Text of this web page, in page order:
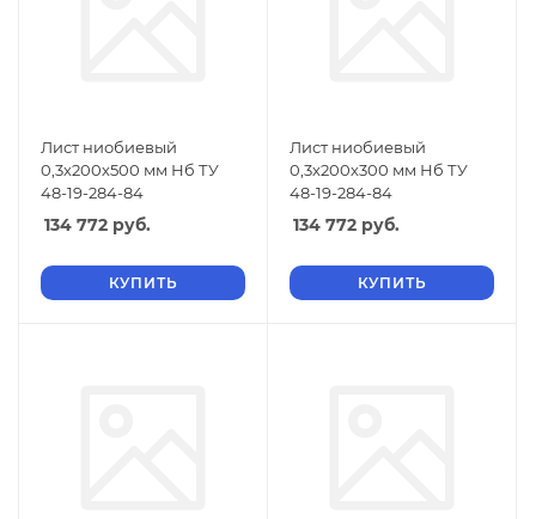
Лист ниобиевый
0,3х200х500 мм Нб ТУ
48-19-284-84
134 772 руб.
КУПИТЬ
Лист ниобиевый
0,3х200х300 мм Нб ТУ
48-19-284-84
134 772 руб.
КУПИТЬ